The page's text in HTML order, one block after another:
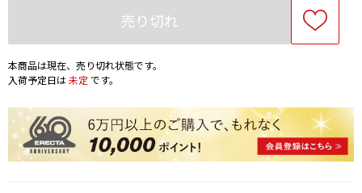
売り切れ
本商品は現在、売り切れ状態です。
入荷予定日は未定 です。